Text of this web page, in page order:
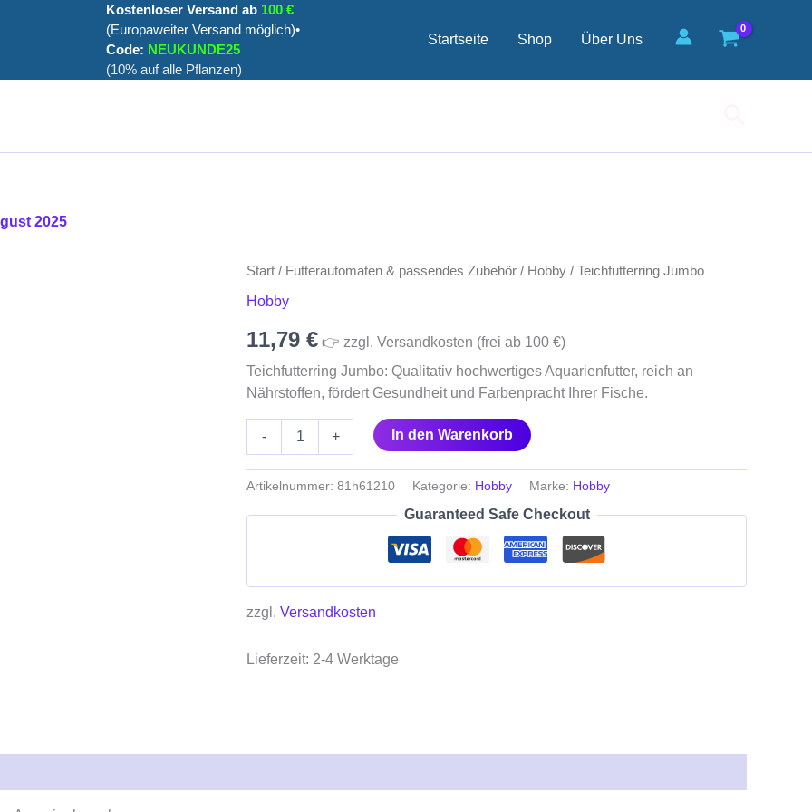
Kostenloser Versand ab 100 €
(Europaweiter Versand möglich)•
Code: NEUKUNDE25
(10% auf alle Pflanzen)
Startseite Shop Über Uns
2025
Start / Futterautomaten & passendes Zubehör / Hobby / Teichfutterring Jumbo
Hobby
11,79 € 👉 zzgl. Versandkosten (frei ab 100 €)
Teichfutterring Jumbo: Qualitativ hochwertiges Aquarienfutter, reich an
Nährstoffen, fördert Gesundheit und Farbenpracht Ihrer Fische.
-
Teichfutterring
Menge
+ In den Warenkorb
Artikelnummer: 81h61210 Kategorie: Hobby Marke: Hobby
Guaranteed Safe Checkout
zzgl. Versandkosten
Lieferzeit: 2-4 Werktage